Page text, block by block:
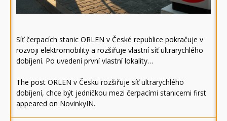
Síť čerpacích stanic ORLEN v České republice pokračuje v
rozvoji elektromobility a rozšiřuje vlastní síť ultrarychlého
dobíjení. Po uvedení první vlastní lokality…
The post ORLEN v Česku rozšiřuje síť ultrarychlého
dobíjení, chce být jedničkou mezi čerpacími stanicemi first
appeared on NovinkyIN.